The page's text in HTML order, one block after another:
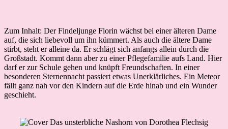
Zum Inhalt: Der Findeljunge Florin wächst bei einer älteren Dame
auf, die sich liebevoll um ihn kümmert. Als auch die ältere Dame
stirbt, steht er alleine da. Er schlägt sich anfangs allein durch die
Großstadt. Kommt dann aber zu einer Pflegefamilie aufs Land. Hier
darf er zur Schule gehen und knüpft Freundschaften. In einer
besonderen Sternennacht passiert etwas Unerklärliches. Ein Meteor
fällt ganz nah vor den Kindern auf die Erde hinab und ein Wunder
geschieht.